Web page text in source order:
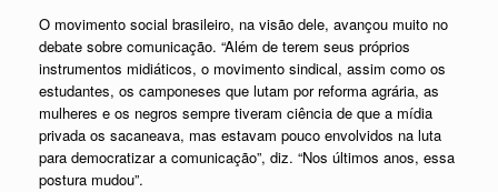
O movimento social brasileiro, na visão dele, avançou muito no
debate sobre comunicação. “Além de terem seus próprios
instrumentos midiáticos, o movimento sindical, assim como os
estudantes, os camponeses que lutam por reforma agrária, as
mulheres e os negros sempre tiveram ciência de que a mídia
privada os sacaneava, mas estavam pouco envolvidos na luta
para democratizar a comunicação”, diz. “Nos últimos anos, essa
postura mudou”.